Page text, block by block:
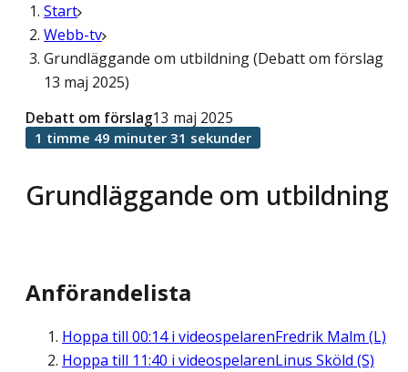
Start
Webb-tv
Grundläggande om utbildning (Debatt om förslag
13 maj 2025)
Grundläggande om utbildning
Debatt om förslag13 maj 2025
1 timme 49 minuter 31 sekunder
Anförandelista
Hoppa till 00:14i videospelarenFredrik Malm (L)
Hoppa till 11:40 i videospelarenLinus Sköld (S)